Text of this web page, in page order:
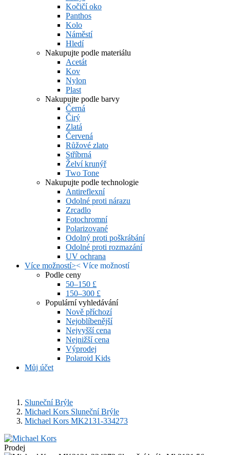
Kočičí oko
Panthos
Kolo
Náměstí
Hledí
Nakupujte podle materiálu
Acetát
Kov
Nylon
Plast
Nakupujte podle barvy
Černá
Čirý
Zlatá
Červená
Růžové zlato
Stříbrná
Želví krunýř
Two Tone
Nakupujte podle technologie
Antireflexní
Odolné proti nárazu
Zrcadlo
Fotochromní
Polarizované
Odolný proti poškrábání
Odolné proti rozmazání
UV ochrana
Více možností>< Více možností
Podle ceny
50–150 £
150–300 £
Populární vyhledávání
Nově příchozí
Nejoblíbenější
Nejvyšší cena
Nejnižší cena
Výprodej
Polaroid Kids
Můj účet
Sluneční Brýle
Michael Kors Sluneční Brýle
Michael Kors MK2131-334273
Prodej